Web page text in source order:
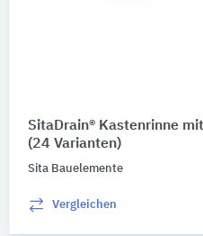
SitaDrain® Kastenrinne
(24 Varianten)
Sita Bauelemente
Vergleichen